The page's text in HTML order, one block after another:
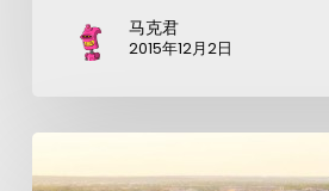
马克君
2015年12月2日